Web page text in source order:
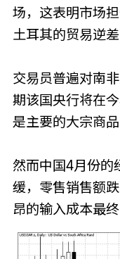
场，这表明市场
土耳其的贸易逆
交易员普遍对南
期该国央行将在
是主要的大宗商品
然而中国4月份的
缓，零售销售额
昂的输入成本最